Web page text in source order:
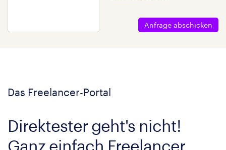
Anfrage abschicken
Das Freelancer-Portal
Direktester geht's nicht!
Ganz einfach Freelancer